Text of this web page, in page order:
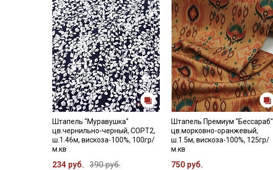
Штапель "Муравушка"
цв.чернильно-черный, СОРТ2,
ш.1.46м, вискоза-100%, 100гр/
м.кв
234 руб. 390 руб.
Штапель Премиум "Бессараб"
цв.морковно-оранжевый,
ш.1.5м, вискоза-100%, 125гр/
м.кв
750 руб.